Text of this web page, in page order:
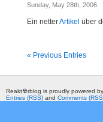
Sunday, May 28th, 2006
Ein netterArtikel über
« Previous Entries
Reakt☢rblog is proudly powered by
Entries (RSS) and Comments